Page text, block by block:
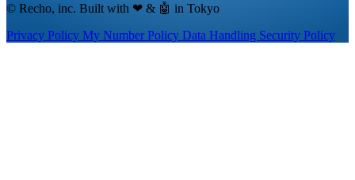
© Recho, inc. Built with ❤ & 🤖 in Tokyo
Privacy Policy My Number Policy Data Handling Security Policy